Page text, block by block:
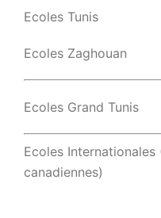
Ecoles Tunis
Ecoles Zaghouan
Ecoles Grand Tunis
Ecoles Internationales
canadiennes)